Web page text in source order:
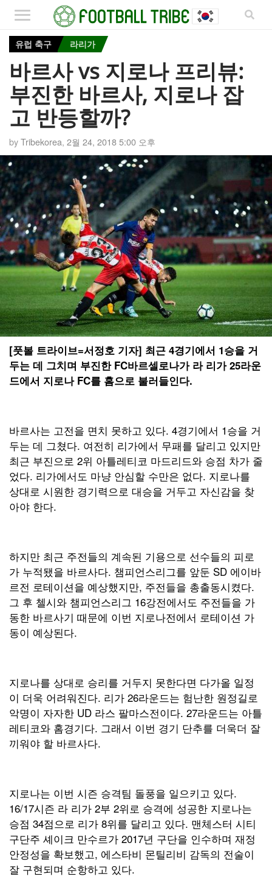
유럽 축구 라리가
바르사 vs 지로나 프리뷰:
부진한 바르사, 지로나 잡
고 반등할까?
byTribekorea, 2월 24, 2018 5:00 오후
[풋볼 트라이브=서정호 기자] 최근 4경기에서 1승을 거
두는 데 그치며 부진한 FC바르셀로나가 라 리가 25라운
드에서 지로나 FC를 홈으로 불러들인다.
바르사는 고전을 면치 못하고 있다. 4경기에서 1승을 거
두는 데 그쳤다. 여전히 리가에서 무패를 달리고 있지만
최근 부진으로 2위 아틀레티코 마드리드와 승점 차가 줄
었다. 리가에서도 마냥 안심할 수만은 없다. 지로나를
상대로 시원한 경기력으로 대승을 거두고 자신감을 찾
아야 한다.
하지만 최근 주전들의 계속된 기용으로 선수들의 피로
가 누적됐을 바르사다. 챔피언스리그를 앞둔 SD 에이바
르전 로테이션을 예상했지만, 주전들을 총출동시켰다.
그 후 첼시와 챔피언스리그 16강전에서도 주전들을 가
동한 바르사기 때문에 이번 지로나전에서 로테이션 가
동이 예상된다.
지로나를 상대로 승리를 거두지 못한다면 다가올 일정
이 더욱 어려워진다. 리가 26라운드는 험난한 원정길로
악명이 자자한 UD 라스 팔마스전이다. 27라운드는 아틀
레티코와 홈경기다. 그래서 이번 경기 단추를 더욱더 잘
끼워야 할 바르사다.
지로나는 이번 시즌 승격팀 돌풍을 일으키고 있다.
16/17시즌 라 리가 2부 2위로 승격에 성공한 지로나는
승점 34점으로 리가 8위를 달리고 있다. 맨체스터 시티
구단주 셰이크 만수르가 2017년 구단을 인수하며 재정
안정성을 확보했고, 에스타비 몬틸리비 감독의 전술이
잘 구현되며 순항하고 있다.